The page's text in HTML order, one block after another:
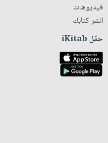
فيديوهات
انشر كتابك
حمّل iKitab